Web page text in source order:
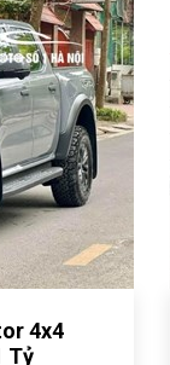
4x4
Tỷ